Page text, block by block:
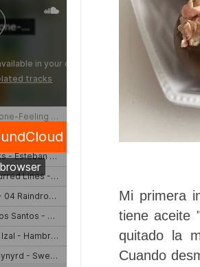
Mi primera
tiene aceite
quitado la
Cuando